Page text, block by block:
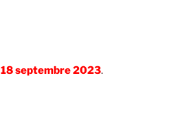
18 septembre 2023.